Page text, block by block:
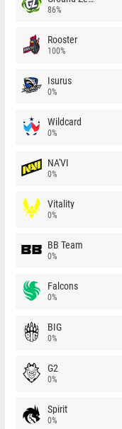
86%
Rooster
100%
Isurus
0%
Wildcard
0%
NA'VI
0%
Vitality
0%
BB Team
0%
Falcons
0%
BIG
0%
G2
0%
Spirit
0%